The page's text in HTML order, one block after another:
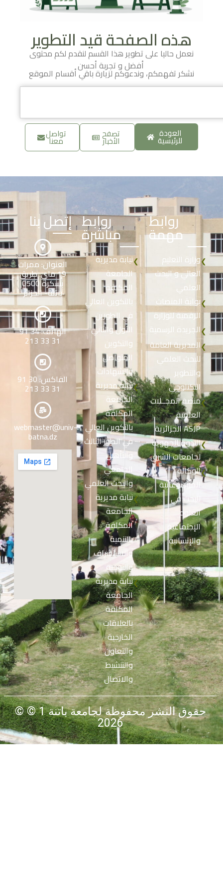
هذه الصفحة قيد التطوير
نعمل حاليا على تطوير هذا القسم لنقدم لكم محتوى
نشكر تفهمكم، وندعوكم لزيارة باقي أقسام الموقع
العودة
للرئيسية تصفح
الأخبار
تواصل
معنا
روابط
مهمة
❮وزارة التعليم
العالي و البحث
العلمي
❮بوابة المنصات
الرقمية للوزارة
❮الجريدة الرسمية
❮المديرية العامة
للبحث العلمي
والتطوير
التكنلوجي
❮منصة المجــلات
العلمية
الجزائرية ASJP
❮الندوة الجهوية
لجامعات الشرق
❮الوكالة
الموضوعاتية
للبحث في
العلوم
الإجتماعية
والإنسانية
روابط
مباشرة
❮نيابة مديرية
الجامعة
المكلفة
بالتكوين العالي
في الطورين
الأول والثاني
والتكوين
المتواصل
والشهادات
❮نيابة مديرية
الجامعة
المكلفة
بالتكوين العالي
في الطور الثالث
والتأهيل
الجامعي
والبحث العلمي
❮نيابة مديرية
الجامعة
المكلفة
بالتنمية
والاستشراف
والتوجيه
❮نيابة مديرية
الجامعة
المكلفة
بالعلاقات
الخارجية
والتعاون
والتنشيط
والاتصال
إتصل بنا
العنوان: ممرات
19 ماي. طريق
بسكرة 0500
باتنة- الجزائر
الهاتف: 34 91
31 33 213
الفاكس: 30 91
31 33 213
webmaster@univ-
batna.dz
© حقوق النشر محفوظة لجامعة باتنة 1 ©
2026